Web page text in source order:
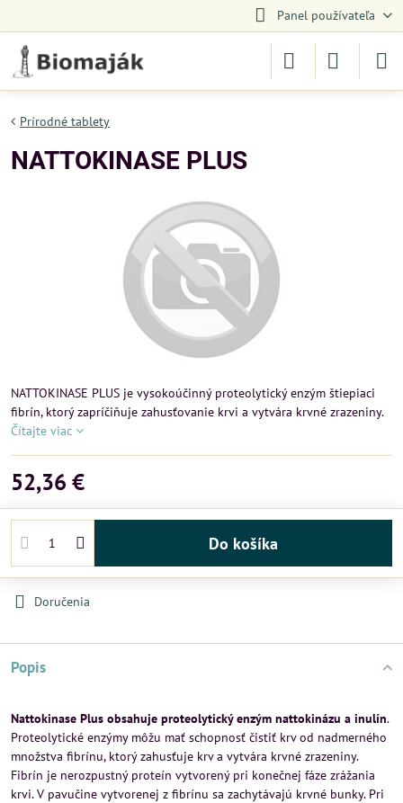
Panel používateľa
Prírodné tablety
NATTOKINASE PLUS
NATTOKINASE PLUS je vysokoúčinný proteolytický enzým štiepiaci
fibrín, ktorý zapríčiňuje zahusťovanie krvi a vytvára krvné zrazeniny.
Čítajte viac
52,36 €
Do košíka
Doručenia
Popis
Nattokinase Plus obsahuje proteolytický enzým nattokinázu a inulín.
Proteolytické enzýmy môžu mať schopnosť čistiť krv od nadmerného
množstva fibrínu, ktorý zahusťuje krv a vytvára krvné zrazeniny.
Fibrín je nerozpustný proteín vytvorený pri konečnej fáze zrážania
krvi. V pavučine vytvorenej z fibrínu sa zachytávajú krvné bunky. Pri